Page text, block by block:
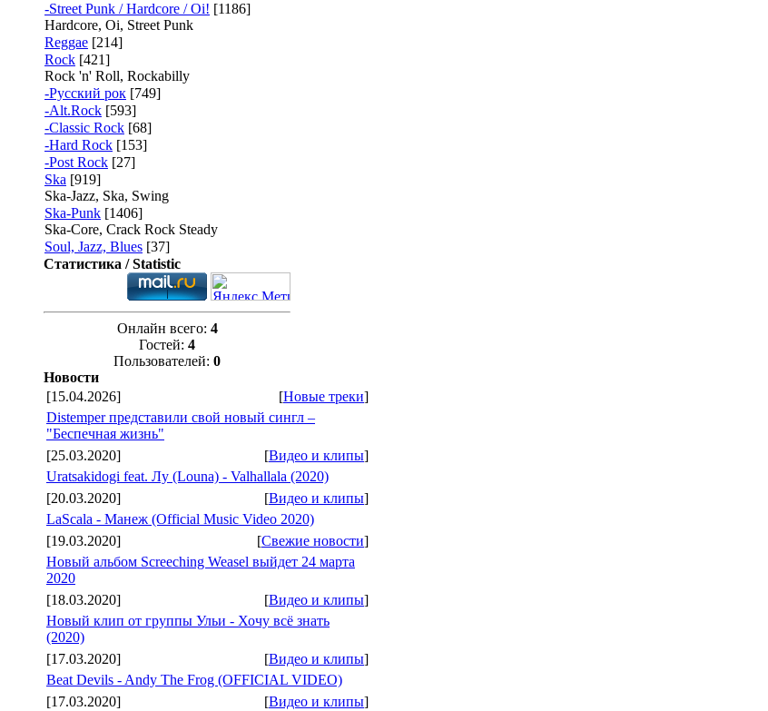
-Street Punk / Hardcore / Oi! [1186]
Hardcore, Oi, Street Punk
Reggae [214]
Rock [421]
Rock 'n' Roll, Rockabilly
-Русский рок [749]
-Alt.Rock [593]
-Classic Rock [68]
-Hard Rock [153]
-Post Rock [27]
Ska [919]
Ska-Jazz, Ska, Swing
Ska-Punk [1406]
Ska-Core, Crack Rock Steady
Soul, Jazz, Blues [37]
Статистика / Statistic
Онлайн всего: 4
Гостей: 4
Пользователей: 0
Новости
[15.04.2026]
[Новые треки]
Distemper представили свой новый сингл –
"Беспечная жизнь"
[25.03.2020]
[Видео и клипы]
Uratsakidogi feat. Лу (Louna) - Valhallala (2020)
[20.03.2020]
[Видео и клипы]
LaScala - Манеж (Official Music Video 2020)
[19.03.2020]
[Свежие новости]
Новый альбом Screeching Weasel выйдет 24 марта
2020
[18.03.2020]
[Видео и клипы]
Новый клип от группы Ульи - Хочу всё знать
(2020)
[17.03.2020]
[Видео и клипы]
Beat Devils - Andy The Frog (OFFICIAL VIDEO)
[17.03.2020]
[Видео и клипы]